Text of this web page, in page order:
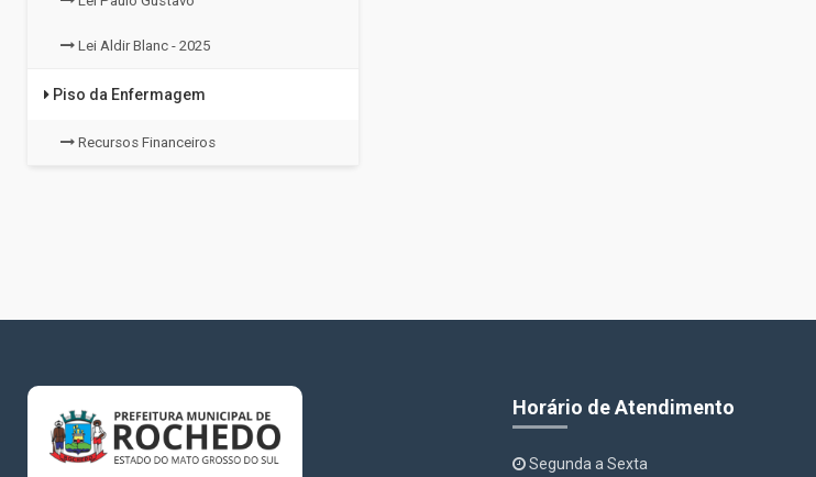
Lei Aldir Blanc - 2025
Piso da Enfermagem
Recursos Financeiros
Horário de Atendimento
Segunda a Sexta